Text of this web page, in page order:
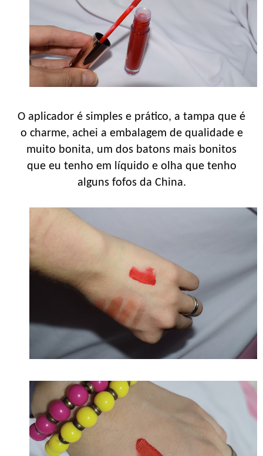
O aplicador é simples e prático, a tampa que é
o charme, achei a embalagem de qualidade e
muito bonita, um dos batons mais bonitos
que eu tenho em líquido e olha que tenho
alguns fofos da China.